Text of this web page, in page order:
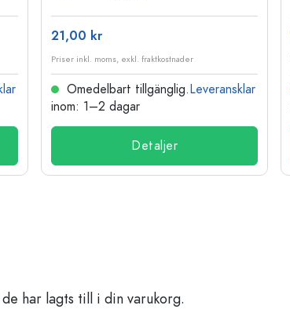
21,00 kr
Priser inkl. moms, exkl. fraktkostnader
Omedelbart tillgänglig.Leveransklar
inom: 1–2 dagar
Detaljer
har lagts till i din varukorg.